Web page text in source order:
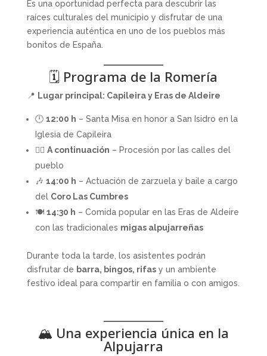
Es una oportunidad perfecta para descubrir las
raíces culturales del municipio y disfrutar de una
experiencia auténtica en uno de los pueblos más
bonitos de España.
🗓️ Programa de la Romería
📍 Lugar principal: Capileira y Eras de Aldeire
🕛 12:00 h – Santa Misa en honor a San Isidro en la
Iglesia de Capileira
🚶‍♂️ A continuación – Procesión por las calles del
pueblo
🎶 14:00 h – Actuación de zarzuela y baile a cargo
del Coro Las Cumbres
🍽 14:30 h – Comida popular en las Eras de Aldeire
con las tradicionales migas alpujarreñas
Durante toda la tarde, los asistentes podrán
disfrutar de barra, bingos, rifasy un ambiente
festivo ideal para compartir en familia o con amigos.
🏔️ Una experiencia única en la
Alpujarra